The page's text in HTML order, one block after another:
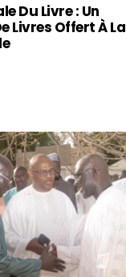
Du Livre : Un
Livres Offert À La